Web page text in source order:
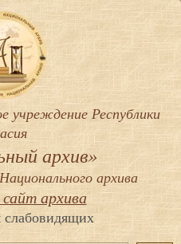
учреждение Республики
архив»
архива
архива
слабовидящих